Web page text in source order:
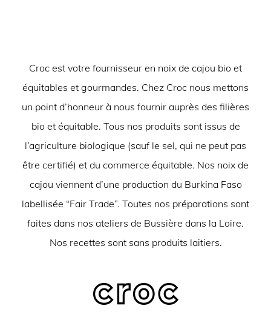
Croc est votre fournisseur en noix de cajou bio et
équitables et gourmandes. Chez Croc nous mettons
un point d’honneur à nous fournir auprès des filières
bio et équitable. Tous nos produits sont issus de
l’agriculture biologique (sauf le sel, qui ne peut pas
être certifié) et du commerce équitable. Nos noix de
cajou viennent d’une production du Burkina Faso
labellisée “Fair Trade”. Toutes nos préparations sont
faites dans nos ateliers de Bussière dans la Loire.
Nos recettes sont sans produits laitiers.